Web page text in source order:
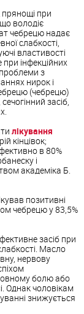
при
володіє
чебрецю надає
слабкості,
властивості
інфекційних
з
нирок і
(чебрецю)
засіб,
лікування
кінцівок;
в 80%
і
академіка Б.
позитивні
чебрецю у 83,5%
засіб при
Масло
нервову
болю або
Однак чоловікам
знижується